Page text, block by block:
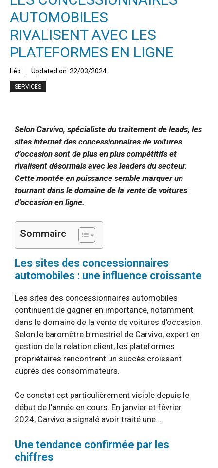
AUTOMOBILES
RIVALISENT AVEC LES
PLATEFORMES EN LIGNE
Léo Updated on: 22/03/2024
SERVICES
Selon Carvivo, spécialiste du traitement de leads, les
sites internet des concessionnaires de voitures
d’occasion sont de plus en plus compétitifs et
rivalisent désormais avec les leaders du secteur.
Cette montée en puissance semble marquer un
tournant dans le domaine de la vente de voitures
d’occasion en ligne.
Sommaire
Les sites des concessionnaires
automobiles : une influence croissante
Les sites des concessionnaires automobiles
continuent de gagner en importance, notamment
dans le domaine de la vente de voitures d’occasion.
Selon le baromètre bimestriel de Carvivo, expert en
gestion de la relation client, les plateformes
propriétaires rencontrent un succès croissant
auprès des consommateurs.
Ce constat est particulièrement visible depuis le
début de l’année en cours. En janvier et février
2024, Carvivo a signalé avoir traité une…
Une tendance confirmée par les
chiffres